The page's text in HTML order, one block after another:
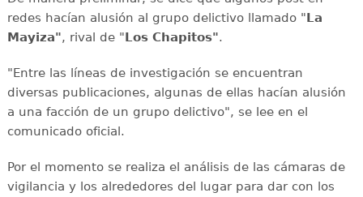
redes hacían alusión al grupo delictivo llamado " La
Mayiza", rival de " Los Chapitos".
"Entre las líneas de investigación se encuentran
diversas publicaciones, algunas de ellas hacían alusión
a una facción de un grupo delictivo", se lee en el
comunicado oficial.
Por el momento se realiza el análisis de las cámaras de
vigilancia y los alrededores del lugar para dar con los